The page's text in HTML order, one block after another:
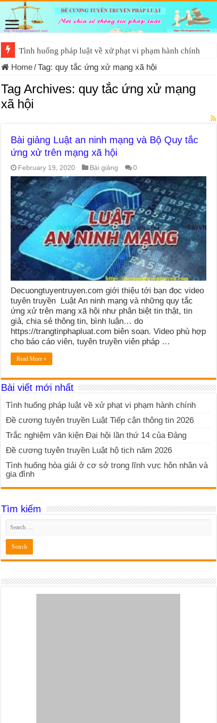
Tình huống pháp luật về xử phạt vi phạm hành chính
Home/Tag:quy tắc ứng xử mạng xã hội
Tag Archives: quy tắc ứng xử mạng
xã hội
Bài giảng Luật an ninh mạng và Bộ Quy tắc
ứng xử trên mạng xã hội
February 19, 2020 Bài giảng 0
Decuongtuyentruyen.com giới thiệu tới bạn đọc video
tuyên truyền Luật An ninh mạng và những quy tắc
ứng xử trên mạng xã hội như phân biệt tin thật, tin
giả, chia sẻ thông tin, bình luận… do
https://trangtinphapluat.com biên soạn. Video phù hợp
cho báo cáo viên, tuyên truyền viên pháp …
Read More »
Bài viết mới nhất
Tình huống pháp luật về xử phạt vi phạm hành chính
Đề cương tuyên truyền Luật Tiếp cận thông tin 2026
Trắc nghiệm văn kiện Đại hội lần thứ 14 của Đảng
Đề cương tuyên truyền Luật hộ tịch năm 2026
Tình huống hòa giải ở cơ sở trong lĩnh vực hôn nhân và
gia đình
Tìm kiếm